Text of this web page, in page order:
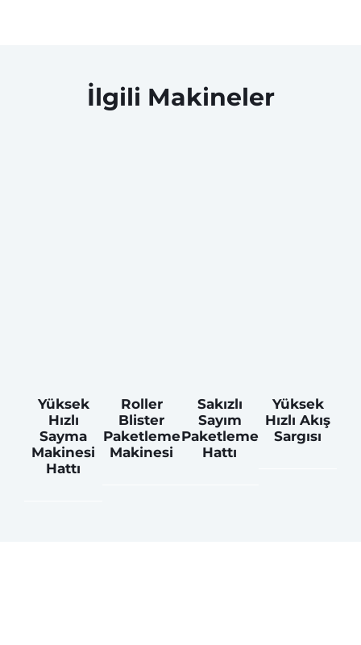
İlgili Makineler
Yüksek
Hızlı
Sayma
Makinesi
Hattı
Roller
Blister
Paketleme
Makinesi
Sakızlı
Sayım
Paketleme
Hattı
Yüksek
Hızlı Akış
Sargısı